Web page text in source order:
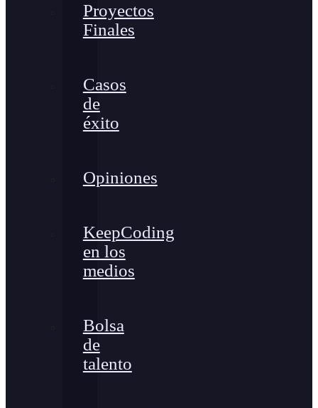
Proyectos
Finales
Casos
de
éxito
Opiniones
KeepCoding
en los
medios
Bolsa
de
talento